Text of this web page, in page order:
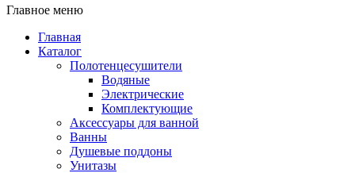
Главное меню
Главная
Каталог
Полотенцесушители
Водяные
Электрические
Комплектующие
Аксессуары для ванной
Ванны
Душевые поддоны
Унитазы